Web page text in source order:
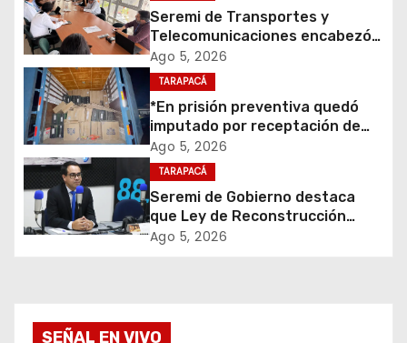
i
ó
n
d
e
e
r
Seremi de Transportes y
Telecomunicaciones encabezó
primera mesa de coordinación
para el retiro de cables en
desuso en Iquique
Ago 5, 2026
TARAPACÁ
*En prisión preventiva quedó
imputado por receptación de
cigarrillos avaluados en $1.600
millones*
Ago 5, 2026
TARAPACÁ
Seremi de Gobierno destaca
que Ley de Reconstrucción
Nacional impulsará la inversión
Ago 5, 2026
SEÑAL EN VIVO